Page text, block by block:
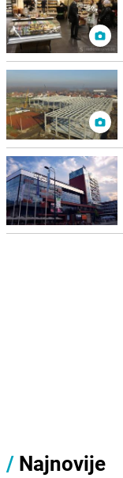
/ Najnovije